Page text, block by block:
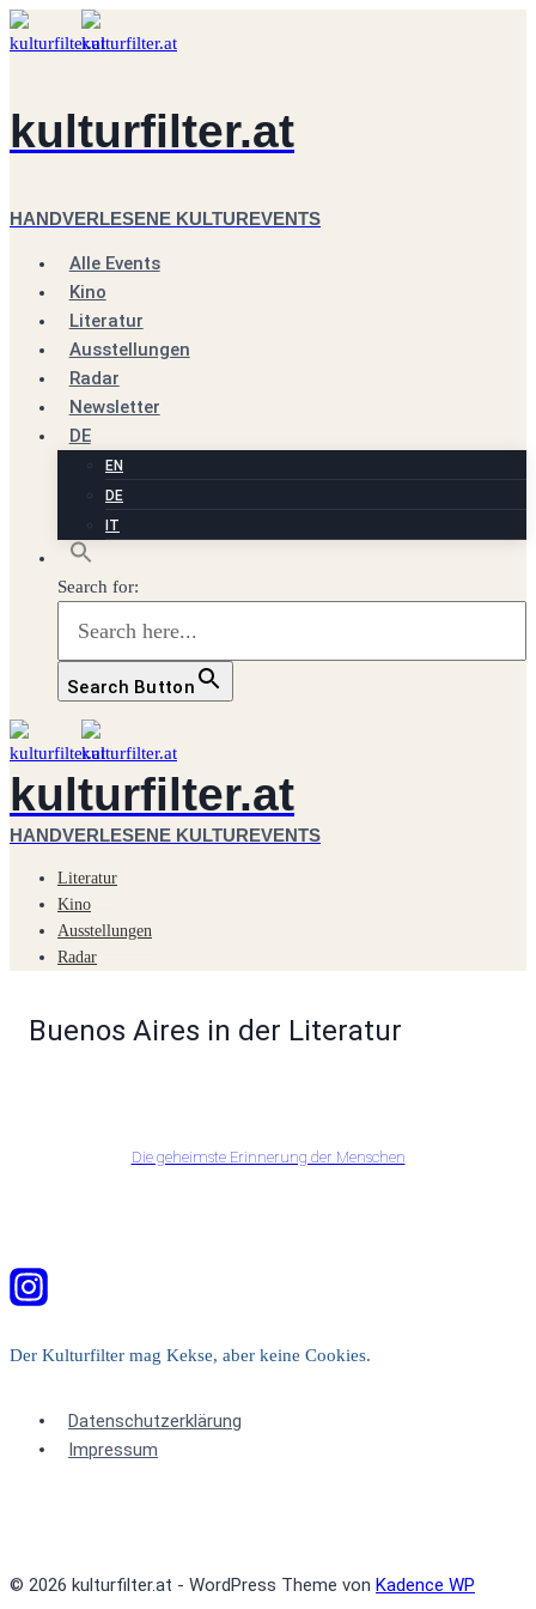
Zum
Inhalt
kulturfilter.at
HANDVERLESENE KULTUREVENTS
Alle Events
Kino
Literatur
Ausstellungen
Radar
Newsletter
DE
EN
DE
IT
Search for:
Search Button
kulturfilter.at
HANDVERLESENE KULTUREVENTS
Literatur
Kino
Ausstellungen
Radar
Buenos Aires in der Literatur
Die geheimste Erinnerung der Menschen
Der Kulturfilter mag Kekse, aber keine Cookies.
Datenschutzerklärung
Impressum
© 2026 kulturfilter.at - WordPress Theme von Kadence WP